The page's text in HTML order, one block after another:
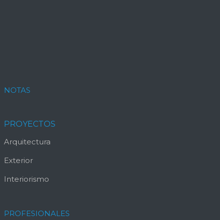
NOTAS
PROYECTOS
Arquitectura
Exterior
Interiorismo
PROFESIONALES